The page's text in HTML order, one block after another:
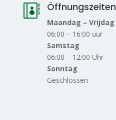
 Öffnungszeiten
Maandag – Vrijdag
06:00 – 16:00 uur
Samstag
06:00 – 12:00 Uhr
Sonntag
Geschlossen